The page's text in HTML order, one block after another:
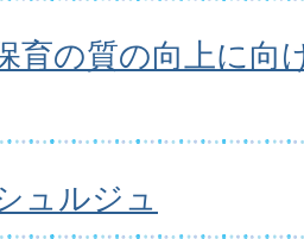
育の質の向上に向
ュルジュ